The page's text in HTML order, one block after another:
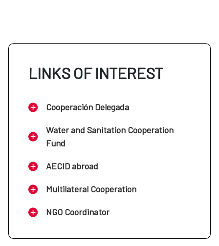
LINKS OF INTEREST
Cooperación Delegada
Water and Sanitation Cooperation
Fund
AECID abroad
Multilateral Cooperation
NGO Coordinator